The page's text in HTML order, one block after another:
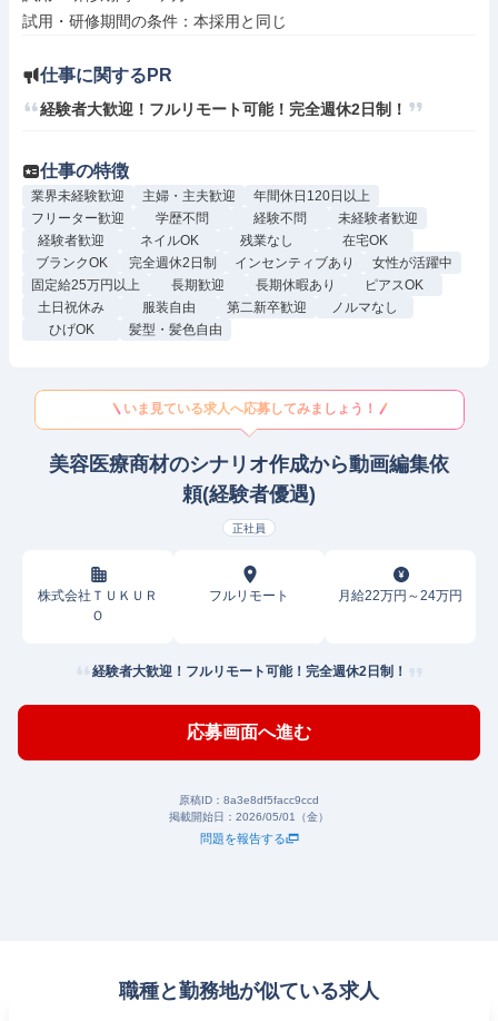
仕事に関するPR
経験者大歓迎！フルリモート可能！完全週休2日制！
仕事の特徴
業界未経験歓迎 主婦・主夫歓迎
年間休日120日以上
フリーター歓迎
学歴不問 経験不問
未経験者歓迎
経験者歓迎
ネイルOK 残業なし
在宅OK
ブランクOK
完全週休2日制 インセンティブあり
女性が活躍中
固定給25万円以上
長期歓迎 長期休暇あり
ピアスOK
土日祝休み
服装自由 第二新卒歓迎
ノルマなし
ひげOK
髪型・髪色自由
いま見ている求人へ応募してみましょう！
美容医療商材のシナリオ作成から動画編集依
頼(経験者優遇)
正社員
株式会社ＴＵＫＵＲ
Ｏ
フルリモート 月給22万円～24万円
経験者大歓迎！フルリモート可能！完全週休2日制！
応募画面へ進む
原稿ID： 8a3e8df5facc9ccd
掲載開始日： 2026/05/01（金）
問題を報告する
職種と勤務地が似ている求人